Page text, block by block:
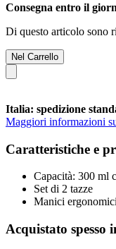
Consegna entro il
Di questo articolo sono
Nel Carrello
Italia: spedizione
Maggiori informazioni
Caratteristiche e
Capacità: 300 ml
Set di 2 tazze
Manici ergonomici
Acquistato